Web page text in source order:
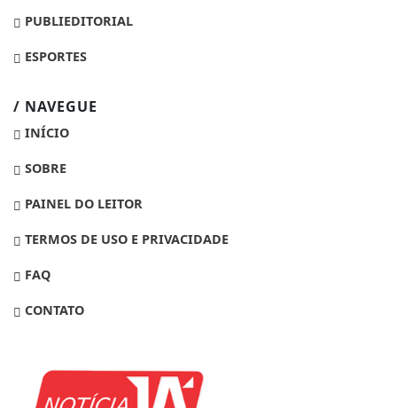
PUBLIEDITORIAL
ESPORTES
/ NAVEGUE
INÍCIO
SOBRE
PAINEL DO LEITOR
TERMOS DE USO E PRIVACIDADE
FAQ
CONTATO